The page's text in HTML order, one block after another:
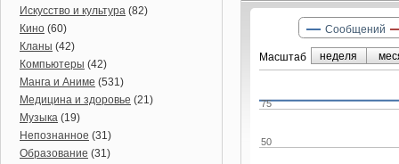
Искусство и культура (82)
Кино (60)
Кланы (42)
Компьютеры (42)
Манга и Аниме (531)
Медицина и здоровье (21)
Музыка (19)
Непознанное (31)
Образование (31)
Маcштаб
50
75
Сообщений
неделя